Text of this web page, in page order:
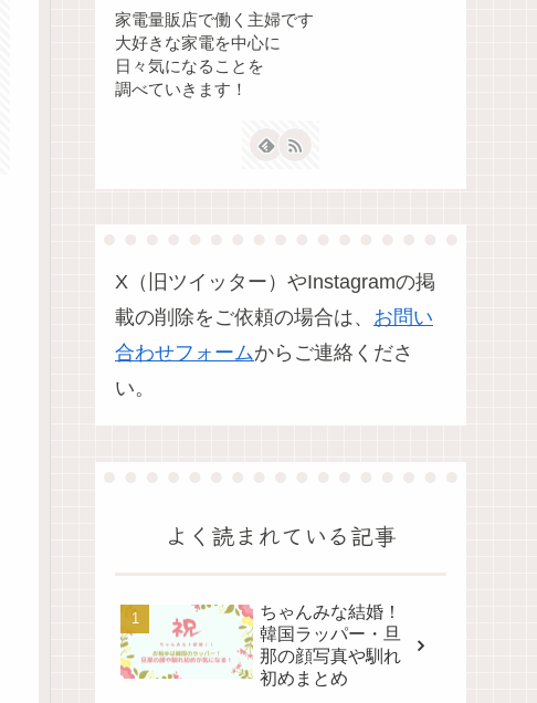
家電量販店で働く主婦です
大好きな家電を中心に
日々気になることを
調べていきます！
X（旧ツイッター）やInstagramの掲
載の削除をご依頼の場合は、 お問い
合わせフォームからご連絡くださ
い。
よく読まれている記事
ちゃんみな結婚！
韓国ラッパー・旦
那の顔写真や馴れ
初めまとめ